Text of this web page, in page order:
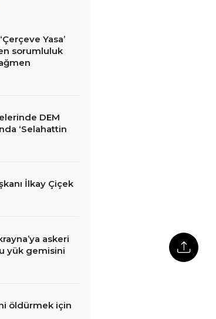
Yasa’
sorumluluk
DEM
‘Selahattin
İlkay Çiçek
askeri
yük gemisini
öldürmek için